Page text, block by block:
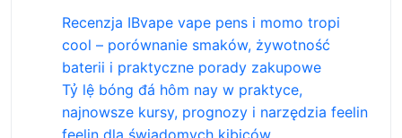
Recenzja IBvape vape pens i momo tropi
cool – porównanie smaków, żywotność
baterii i praktyczne porady zakupowe
Tỷ lệ bóng đá hôm nay w praktyce,
najnowsze kursy, prognozy i narzędzia feelin
feelin dla świadomych kibiców